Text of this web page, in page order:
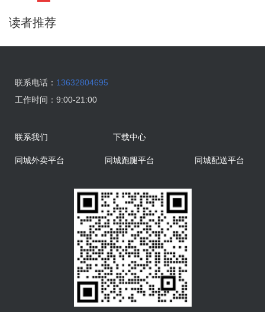
读者推荐
联系电话： 13632804695
工作时间： 9:00-21:00
联系我们 下载中心
同城外卖平台 同城跑腿平台 同城配送平台